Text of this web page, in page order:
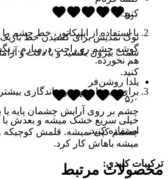
کنید.
با استفاده از اپلیکاتور، خط چشم
سمت بیرون بکشید و با دقت و
کنید.
برای نتیجه‌ای بهتر و ماندگاری
چشم بر روی آرایش چشمان پایه یا
استفاده کنید.
ترکیبات کلیدی:
۵٫۰
نوک نمدیش برای کشیدن خط باریک
گوشه چشم رو راحت درمیارم.
هم نخورده.
یلدا روشن‌فر
۵٫۰
خیلی سریع خشک میشه و بعدش با
چشمم کپی نمیشه. قلمش
میشه باهاش کار کرد.
محصولات مرتبط